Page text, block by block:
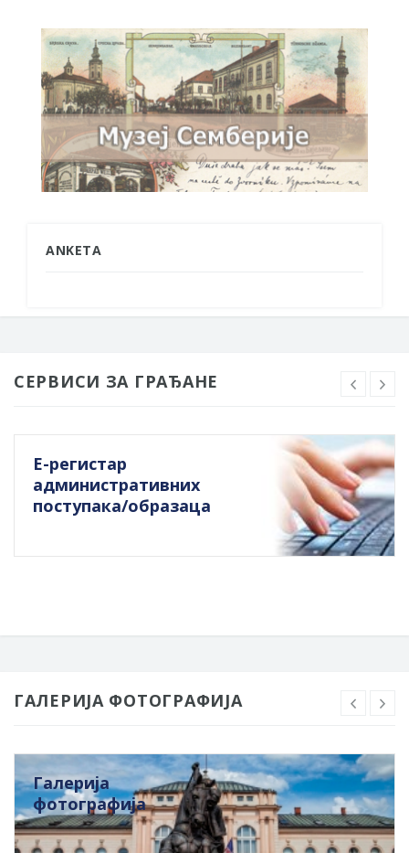
ANKETA
СЕРВИСИ ЗА ГРАЂАНЕ
Е-регистар
административних
поступака/образаца
ГАЛЕРИЈА ФОТОГРАФИЈА
Галерија
фотографија